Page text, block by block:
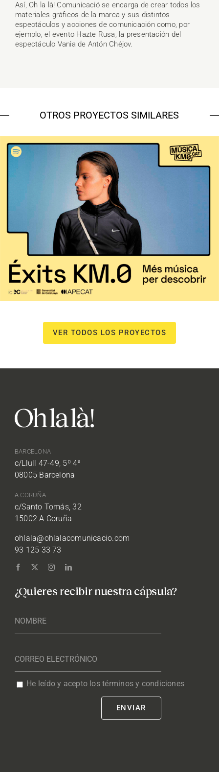
Así, Oh la là! Comunicació se encarga de crear todos los
materiales gráficos de la marca y sus distintos
espectáculos y acciones de comunicación como, por
ejemplo, el evento Hazte Rusa, la presentación del
espectáculo Vania de Antón Chéjov.
OTROS PROYECTOS SIMILARES
Música KM0.Cat
Estrategia de marketing y branding
VER TODOS LOS PROYECTOS
BARCELONA
c/Llull 47-49, 5º 4ª
08005 Barcelona
A CORUÑA
c/Santo Tomás, 32
15002 A Coruña
ohlala@ohlalacomunicacio.com
93 125 33 73
¿Quieres recibir nuestra cápsula?
He leído y acepto los términos y condiciones